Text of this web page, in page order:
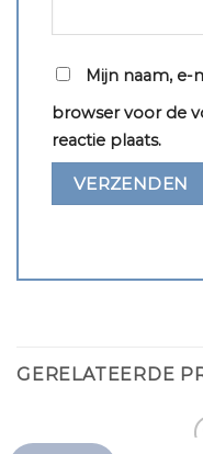
Mijn naam, e-
browser voor de
reactie plaats.
GERELATEERDE